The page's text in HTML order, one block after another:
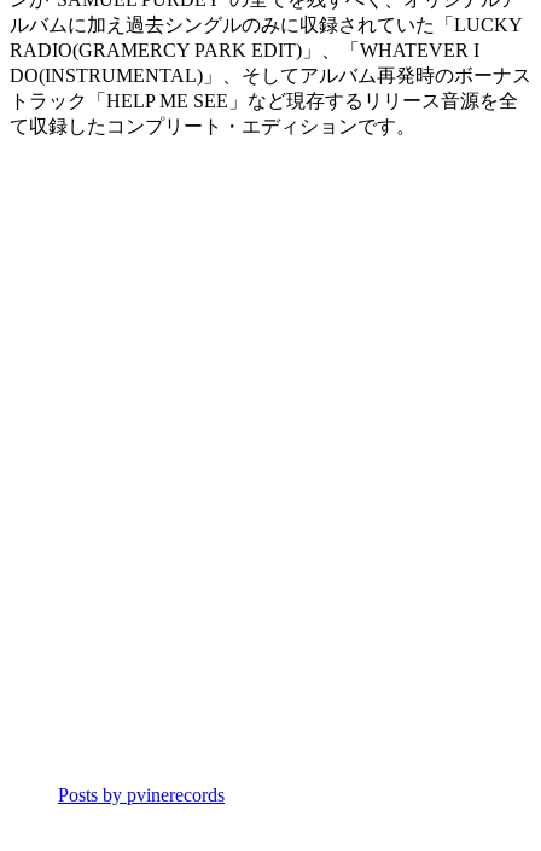
ルバムに加え過去シングルのみに収録されていた「LUCKY
RADIO(GRAMERCY PARK EDIT)」、「WHATEVER I
DO(INSTRUMENTAL)」、そしてアルバム再発時のボーナス
トラック「HELP ME SEE」など現存するリリース音源を全
て収録したコンプリート・エディションです。
Posts by pvinerecords